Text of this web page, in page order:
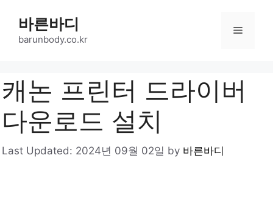
content
바른바디
barunbody.co.kr
Menu
캐논 프린터 드라이버
다운로드 설치
Last Updated: 2024년 09월 02일 by 바른바디